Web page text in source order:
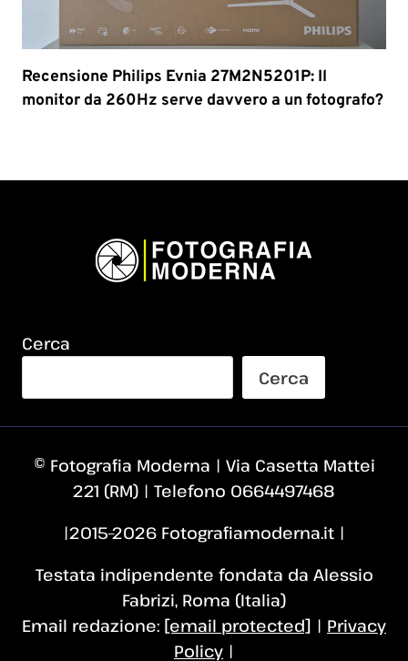
Recensione Philips Evnia 27M2N5201P: Il
monitor da 260Hz serve davvero a un fotografo?
Cerca
Cerca
© Fotografia Moderna | Via Casetta Mattei
221 (RM) | Telefono 0664497468
|2015–2026 Fotografiamoderna.it |
Testata indipendente fondata da Alessio
Fabrizi, Roma (Italia)
Email redazione: [email protected] | Privacy
Policy |